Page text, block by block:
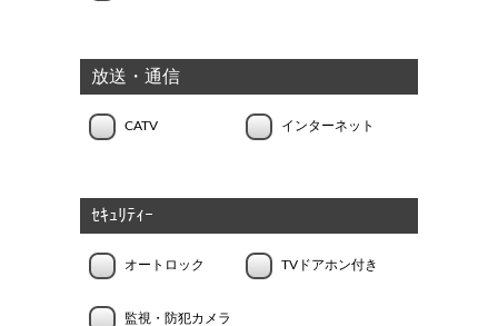
放送・通信
CATV インターネット
ｾｷｭﾘﾃｨｰ
オートロック TVドアホン付き
監視・防犯カメラ